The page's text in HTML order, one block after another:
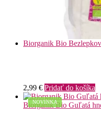
Biorganik Bio
2,99 € Pridať do košíka
NOVINKA
Biorganik Bio Guľatá